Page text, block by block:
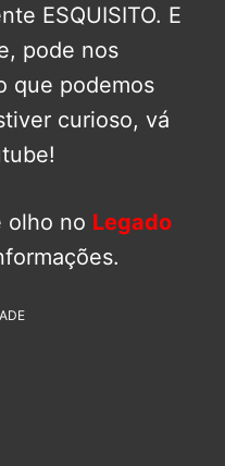
ESQUISITO. E
pode nos
que podemos
curioso, vá
olho no Legado